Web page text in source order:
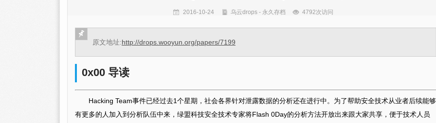
2016-10-24 乌云drops - 永久存档 4792次访问
原文地址:http://drops.wooyun.org/papers/7199
0x00 导读
Hacking Team事件已经过去1个星期，社会各界针对泄露数据的分析还在进行中。为了帮助安全技术从业者后续能够
有更多的人加入到分析队伍中来，绿盟科技安全技术专家将Flash 0Day的分析方法开放出来跟大家共享，便于技术人员